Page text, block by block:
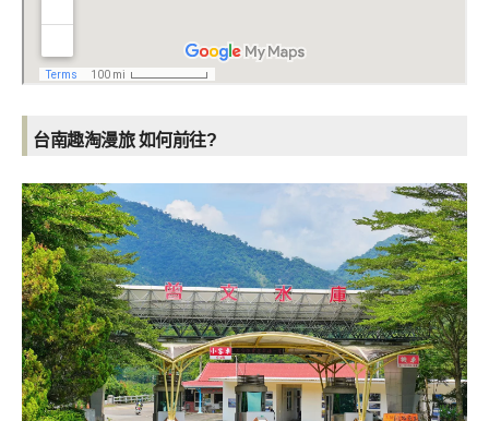
台南趣淘漫旅 如何前往?